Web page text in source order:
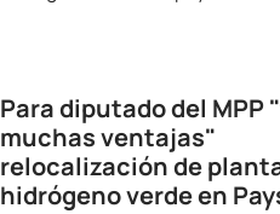
Para diputado del MPP
muchas ventajas"
relocalización de
hidrógeno verde en